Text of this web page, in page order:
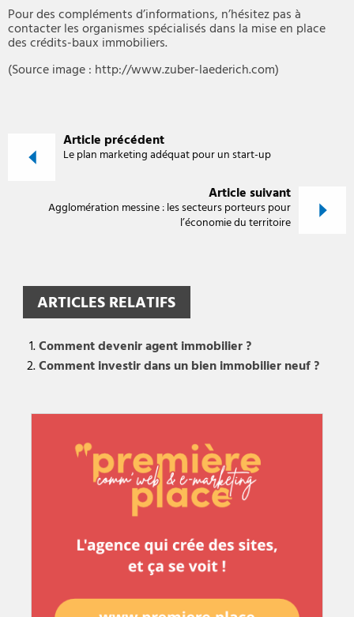
Pour des compléments d’informations, n’hésitez pas à
contacter les organismes spécialisés dans la mise en place
des crédits-baux immobiliers.
(Source image : http://www.zuber-laederich.com)
Article précédent
Le plan marketing adéquat pour un start-up
Article suivant
Agglomération messine : les secteurs porteurs pour
l’économie du territoire
ARTICLES RELATIFS
Comment devenir agent immobilier ?
Comment investir dans un bien immobilier neuf ?